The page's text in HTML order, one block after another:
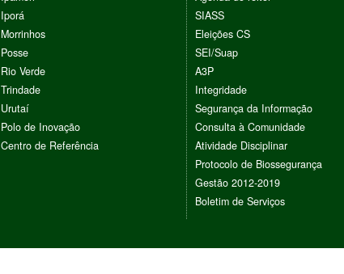
Iporá
Morrinhos
Posse
Rio Verde
Trindade
Urutaí
Polo de Inovação
Centro de Referência
SIASS
Eleições CS
SEI/Suap
A3P
Integridade
Segurança da Informação
Consulta à Comunidade
Atividade Disciplinar
Protocolo de Biossegurança
Gestão 2012-2019
Boletim de Serviços